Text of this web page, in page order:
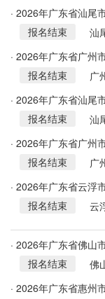
· 2026年广东省汕尾
维稳专业队伍人员32
报名结束
汕
· 2026年广东省广州
公告报名结束
广
· 2026年广东省汕尾
＋警格”辅助人员140
报名结束
汕
· 2026年广东省广州
员1人公告
报名结束
广
· 2026年广东省云浮
岗位招募40人公告
报名结束
云
· 2026年广东省佛山
中心工作人员笔试有
报名结束
佛
· 2026年广东省惠州